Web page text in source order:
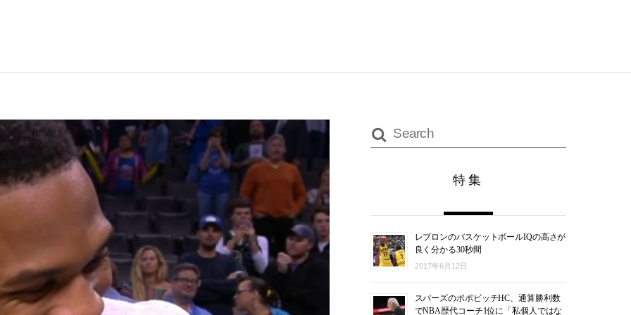
特集
レブロンのバスケットボールIQの高さが
良く分かる30秒間
2017年6月12日
スパーズのポポビッチHC、通算勝利数
でNBA歴代コーチ1位に「私個人ではな